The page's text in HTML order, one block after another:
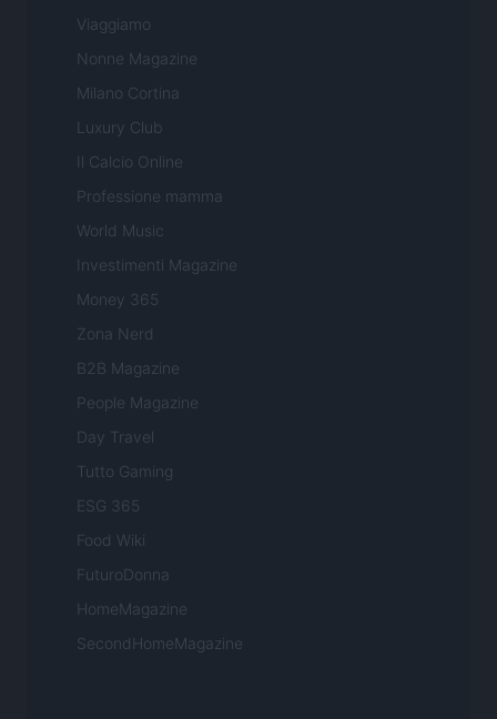
Viaggiamo
Nonne Magazine
Milano Cortina
Luxury Club
Il Calcio Online
Professione mamma
World Music
Investimenti Magazine
Money 365
Zona Nerd
B2B Magazine
People Magazine
Day Travel
Tutto Gaming
ESG 365
Food Wiki
FuturoDonna
HomeMagazine
SecondHomeMagazine